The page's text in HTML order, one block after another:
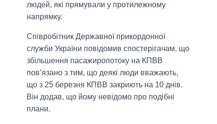
людей, які прямували у протилежному
напрямку.
Співробітник Державної прикордонної
служби України повідомив спостерігачам, що
збільшення пасажиропотоку на КПВВ
пов’язано з тим, що деякі люди вважають,
що з 25 березня КПВВ закриють на 10 днів.
Він додав, що йому невідомо про подібні
плани.